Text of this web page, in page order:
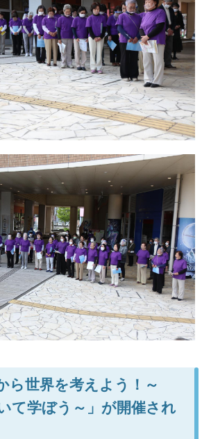
ら世界を考えよう！～
て学ぼう～」が開催され